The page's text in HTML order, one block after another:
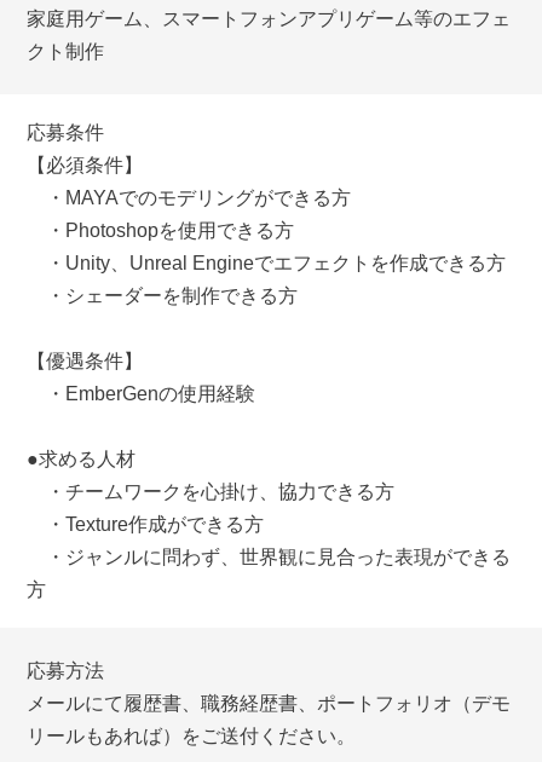
家庭用ゲーム、スマートフォンアプリゲーム等のエフェ
クト制作
応募条件
【必須条件】
・MAYAでのモデリングができる方
・Photoshopを使用できる方
・Unity、Unreal Engineでエフェクトを作成できる方
・シェーダーを制作できる方
【優遇条件】
・EmberGenの使用経験
●求める人材
・チームワークを心掛け、協力できる方
・Texture作成ができる方
・ジャンルに問わず、世界観に見合った表現ができる
方
応募方法
メールにて履歴書、職務経歴書、ポートフォリオ（デモ
リールもあれば）をご送付ください。